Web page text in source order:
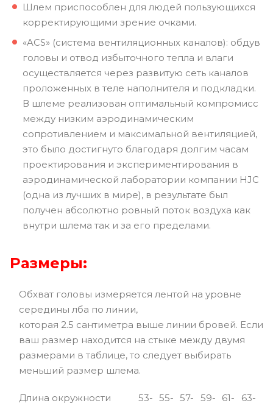
Шлем приспособлен для людей пользующихся
корректирующими зрение очками.
«ACS» (система вентиляционных каналов): обдув
головы и отвод избыточного тепла и влаги
осуществляется через развитую сеть каналов
проложенных в теле наполнителя и подкладки.
В шлеме реализован оптимальный компромисс
между низким аэродинамическим
сопротивлением и максимальной вентиляцией,
это было достигнуто благодаря долгим часам
проектирования и экспериментирования в
аэродинамической лаборатории компании HJC
(одна из лучших в мире), в результате был
получен абсолютно ровный поток воздуха как
внутри шлема так и за его пределами.
Размеры:
Обхват головы измеряется лентой на уровне
середины лба по линии,
которая 2.5 сантиметра выше линии бровей. Если
ваш размер находится на стыке между двумя
размерами в таблице, то следует выбирать
меньший размер шлема.
Длина окружности 53- 55- 57- 59- 61- 63-